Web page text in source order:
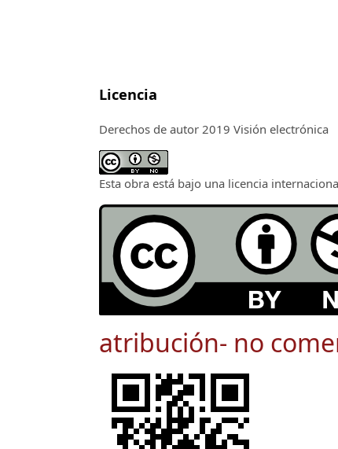
Licencia
Derechos de autor 2019 Visión electrónica
Esta obra está bajo una licencia
atribución- no